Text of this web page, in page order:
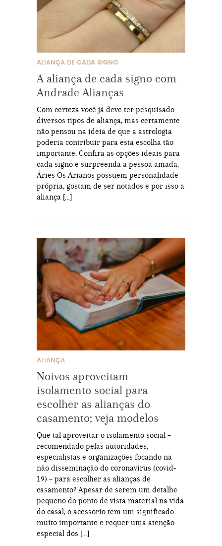
ALIANÇA DE CADA SIGNO
A aliança de cada signo com
Andrade Alianças
Com certeza você já deve ter pesquisado
diversos tipos de aliança, mas certamente
não pensou na ideia de que a astrologia
poderia contribuir para esta escolha tão
importante. Confira as opções ideais para
cada signo e surpreenda a pessoa amada.
Áries Os Arianos possuem personalidade
própria, gostam de ser notados e por isso a
aliança […]
ALIANÇA
Noivos aproveitam
isolamento social para
escolher as alianças do
casamento; veja modelos
Que tal aproveitar o isolamento social –
recomendado pelas autoridades,
especialistas e organizações focando na
não disseminação do coronavírus (covid-
19) – para escolher as alianças de
casamento? Apesar de serem um detalhe
pequeno do ponto de vista material na vida
do casal, o acessório tem um significado
muito importante e requer uma atenção
especial dos […]